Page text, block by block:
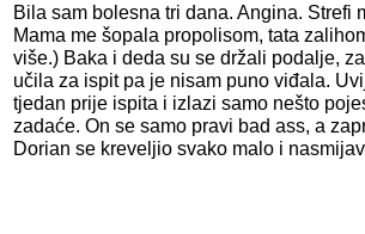
Bila sam bolesna tri dana. Angina. Strefi
Mama me šopala propolisom, tata
više.) Baka i deda su se držali podalje,
učila za ispit pa je nisam puno viđala.
tjedan prije ispita i izlazi samo nešto
zadaće. On se samo pravi bad ass, a
Dorian se kreveljio svako malo i